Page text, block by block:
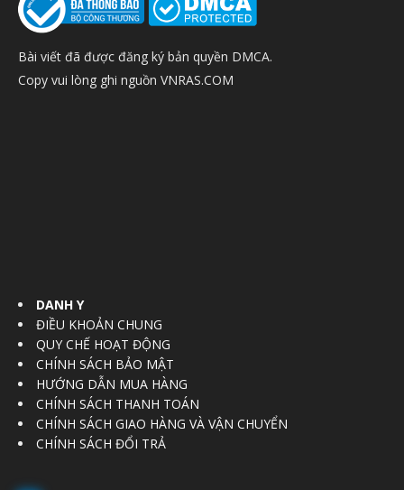
Bài viết đã được đăng ký bản quyền DMCA.
Copy vui lòng ghi nguồn VNRAS.COM
DANH Y
ĐIỀU KHOẢN CHUNG
QUY CHẾ HOẠT ĐỘNG
CHÍNH SÁCH BẢO MẬT
HƯỚNG DẪN MUA HÀNG
CHÍNH SÁCH THANH TOÁN
CHÍNH SÁCH GIAO HÀNG VÀ VẬN CHUYỂN
CHÍNH SÁCH ĐỔI TRẢ